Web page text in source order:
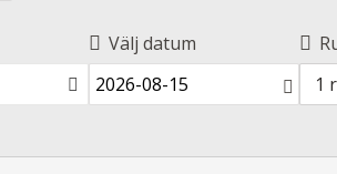
Välj datum
1